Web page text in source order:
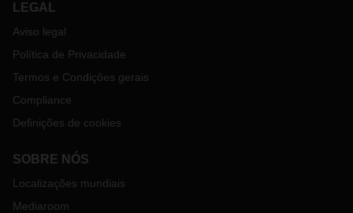
LEGAL
Aviso legal
Política de Privacidade
Termos e Condições gerais
Compliance
Definições de cookies
SOBRE NÓS
Localizações mundiais
Mediaroom